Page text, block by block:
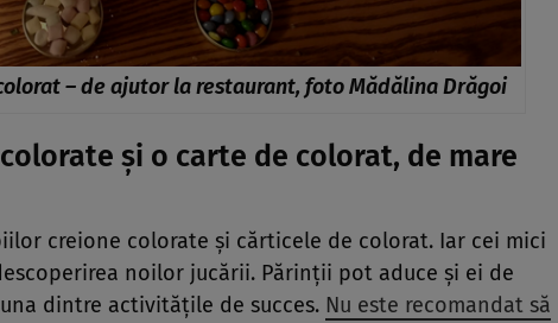
– de ajutor la restaurant, foto Mădălina Drăgoi
și o carte de colorat, de mare
creione colorate și cărticele de colorat. Iar cei mici
noilor jucării. Părinții pot aduce și ei de
dintre activitățile de succes. Nu este recomandat să